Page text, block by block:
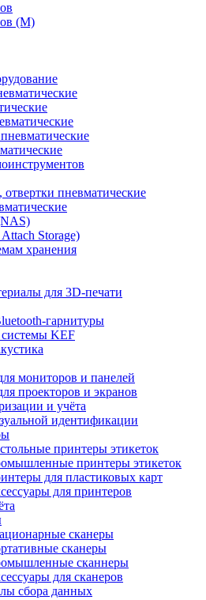
(М)
пневматические
Storage)
хранения
для 3D-печати
гарнитуры
системы KEF
мониторов и панелей
проекторов и экранов
и учёта
идентификации
принтеры этикеток
принтеры этикеток
для пластиковых карт
для принтеров
сканеры
сканеры
сканнеры
для сканеров
сбора данных